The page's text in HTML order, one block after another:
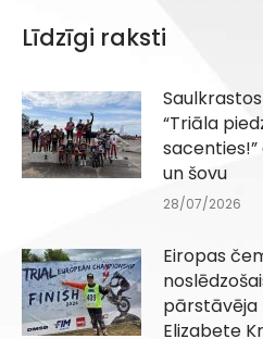
Līdzīgi raksti
“Triāla
un šovu
28/07/2026
Eiropas
pārstāvēja
Elizabete